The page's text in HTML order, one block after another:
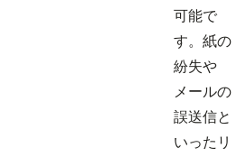
可能で
す。紙の
紛失や
メールの
誤送信と
いったリ